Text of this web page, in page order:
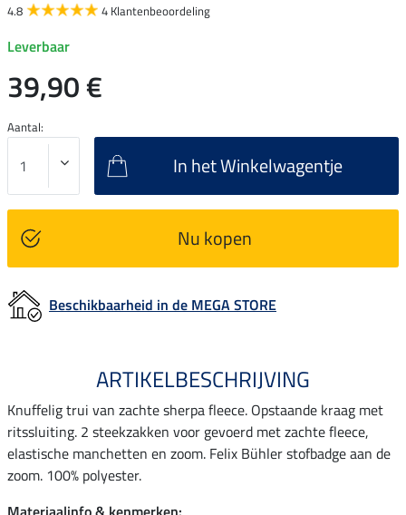
4.8 4 Klantenbeoordeling
Leverbaar
39,90 €
Aantal:
In het Winkelwagentje
Nu kopen
Beschikbaarheid in de MEGA STORE
ARTIKELBESCHRIJVING
Knuffelig trui van zachte sherpa fleece. Opstaande kraag met
ritssluiting. 2 steekzakken voor gevoerd met zachte fleece,
elastische manchetten en zoom. Felix Bühler stofbadge aan de
zoom. 100% polyester.